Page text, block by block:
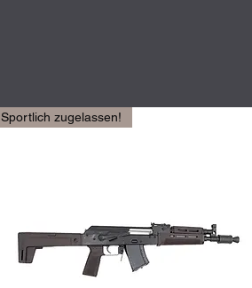
Sportlich zugelassen!